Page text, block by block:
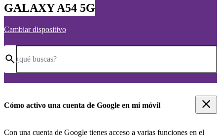
GALAXY A54 5G
Cambiar dispositivo
¿qué buscas?
Cómo activo una cuenta de Google en mi móvil
Con una cuenta de Google tienes acceso a varias funciones en el